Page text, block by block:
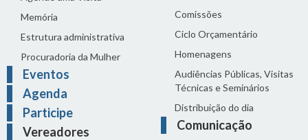
Memória
Estrutura administrativa
Procuradoria da Mulher
Eventos
Agenda
Participe
Vereadores
Comissões
Ciclo Orçamentário
Homenagens
Audiências Públicas, Visitas
Técnicas e Seminários
Distribuição do dia
Comunicação